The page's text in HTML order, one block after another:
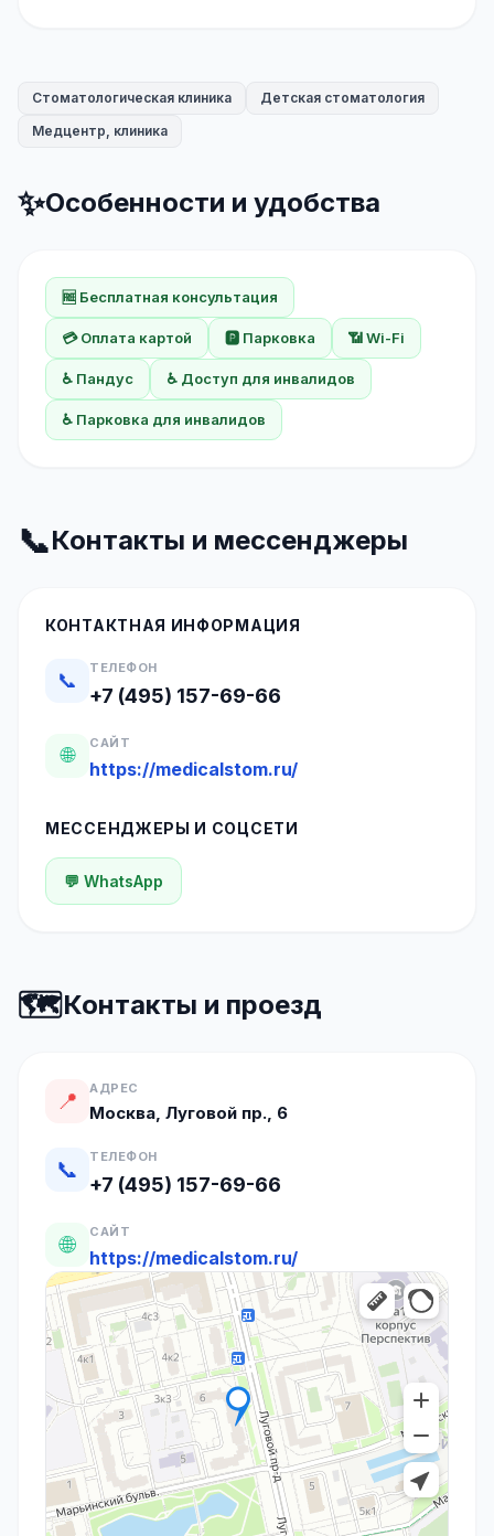
Стоматологическая клиника
Детская стоматология
Медцентр, клиника
✨Особенности и удобства
🆓 Бесплатная консультация
💳 Оплата картой 🅿️ Парковка 📶 Wi-Fi
♿ Пандус ♿ Доступ для инвалидов
♿ Парковка для инвалидов
📞Контакты и мессенджеры
КОНТАКТНАЯ ИНФОРМАЦИЯ
📞
ТЕЛЕФОН
+7 (495) 157-69-66
🌐
САЙТ
https://medicalstom.ru/
МЕССЕНДЖЕРЫ И СОЦСЕТИ
💬 WhatsApp
🗺️Контакты и проезд
📍 АДРЕС
Москва, Луговой пр., 6
📞 ТЕЛЕФОН
+7 (495) 157-69-66
🌐 САЙТ
https://medicalstom.ru/